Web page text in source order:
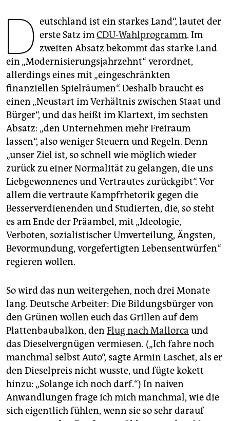
unterstützen
genossenschaft
epaper login
D eutschland ist ein starkes Land“, lautet der
erste Satz imCDU-Wahlprogramm. Im
zweiten Absatz bekommt das starke Land
ein „Modernisierungsjahrzehnt“ verordnet,
allerdings eines mit „eingeschränkten
finanziellen Spielräumen“. Deshalb braucht es
einen „Neustart im Verhältnis zwischen Staat und
Bürger“, und das heißt im Klartext, im sechsten
Absatz: „den Unternehmen mehr Freiraum
lassen“, also weniger Steuern und Regeln. Denn
„unser Ziel ist, so schnell wie möglich wieder
zurück zu einer Normalität zu gelangen, die uns
Liebgewonnenes und Vertrautes zurückgibt“. Vor
allem die vertraute Kampfrhetorik gegen die
Besserverdienenden und Studierten, die, so steht
es am Ende der Präambel, mit „Ideologie,
Verboten, sozialistischer Umverteilung, Ängsten,
Bevormundung, vorgefertigten Lebensentwürfen“
regieren wollen.
So wird das nun weitergehen, noch drei Monate
lang. Deutsche Arbeiter: Die Bildungsbürger von
den Grünen wollen euch das Grillen auf dem
Plattenbaubalkon, den Flug nach Mallorca und
das Dieselvergnügen vermiesen. („Ich fahre noch
manchmal selbst Auto“, sagte Armin Laschet, als er
den Dieselpreis nicht wusste, und fügte kokett
hinzu: „Solange ich noch darf.“) In naiven
Anwandlungen frage ich mich manchmal, wie die
sich eigentlich fühlen, wenn sie so sehr darauf